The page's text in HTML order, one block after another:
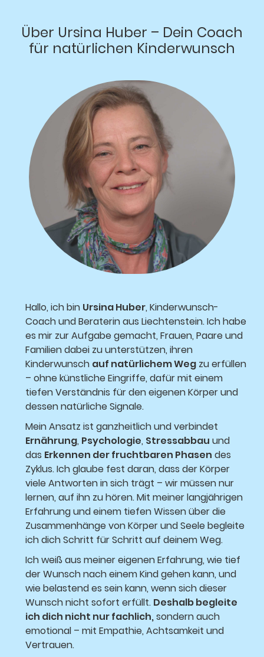
Über Ursina Huber – Dein Coach
für natürlichen Kinderwunsch
Hallo, ich bin Ursina Huber, Kinderwunsch-
Coach und Beraterin aus Liechtenstein. Ich habe
es mir zur Aufgabe gemacht, Frauen, Paare und
Familien dabei zu unterstützen, ihren
Kinderwunsch auf natürlichem Weg zu erfüllen
– ohne künstliche Eingriffe, dafür mit einem
tiefen Verständnis für den eigenen Körper und
dessen natürliche Signale.
Mein Ansatz ist ganzheitlich und verbindet
Ernährung, Psychologie, Stressabbau und
das Erkennen der fruchtbaren Phasen des
Zyklus. Ich glaube fest daran, dass der Körper
viele Antworten in sich trägt – wir müssen nur
lernen, auf ihn zu hören. Mit meiner langjährigen
Erfahrung und einem tiefen Wissen über die
Zusammenhänge von Körper und Seele begleite
ich dich Schritt für Schritt auf deinem Weg.
Ich weiß aus meiner eigenen Erfahrung, wie tief
der Wunsch nach einem Kind gehen kann, und
wie belastend es sein kann, wenn sich dieser
Wunsch nicht sofort erfüllt. Deshalb begleite
ich dich nicht nur fachlich,sondern auch
emotional – mit Empathie, Achtsamkeit und
Vertrauen.